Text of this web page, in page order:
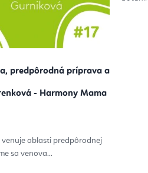
predpôrodná príprava a
- Harmony Mama
oblasti predpôrodnej
sa venova...